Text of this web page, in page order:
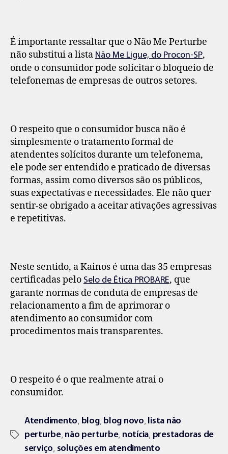
É importante ressaltar que o Não Me Perturbe
não substitui a lista Não Me Ligue, do Procon-SP,
onde o consumidor pode solicitar o bloqueio de
telefonemas de empresas de outros setores.
O respeito que o consumidor busca não é
simplesmente o tratamento formal de
atendentes solícitos durante um telefonema,
ele pode ser entendido e praticado de diversas
formas, assim como diversos são os públicos,
suas expectativas e necessidades. Ele não quer
sentir-se obrigado a aceitar ativações agressivas
e repetitivas.
Neste sentido, a Kainos é uma das 35 empresas
certificadas pelo Selo de Ética PROBARE, que
garante normas de conduta de empresas de
relacionamento a fim de aprimorar o
atendimento ao consumidor com
procedimentos mais transparentes.
O respeito é o que realmente atrai o
consumidor.
Atendimento blog, blog novo
lista não
perturbe, não perturbe, notícia prestadoras de
serviço soluções em atendimento